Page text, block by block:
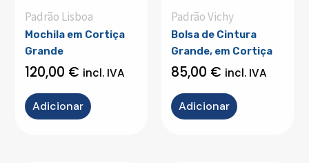
Padrão Lisboa
Mochila em Cortiça
Grande
120,00 € incl. IVA
Adicionar
Padrão Vichy
Bolsa de Cintura
Grande, em Cortiça
85,00 € incl. IVA
Adicionar